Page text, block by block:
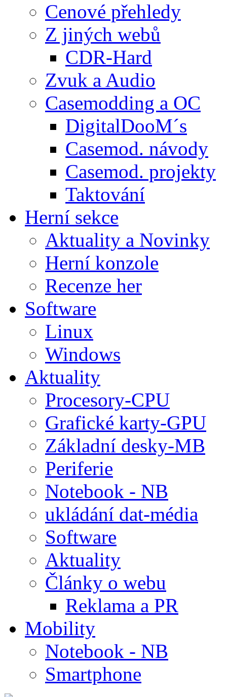
Cenové přehledy
Z jiných webů
CDR-Hard
Zvuk a Audio
Casemodding a OC
DigitalDooM´s
Casemod. návody
Casemod. projekty
Taktování
Herní sekce
Aktuality a Novinky
Herní konzole
Recenze her
Software
Linux
Windows
Aktuality
Procesory-CPU
Grafické karty-GPU
Základní desky-MB
Periferie
Notebook - NB
ukládání dat-média
Software
Aktuality
Články o webu
Reklama a PR
Mobility
Notebook - NB
Smartphone